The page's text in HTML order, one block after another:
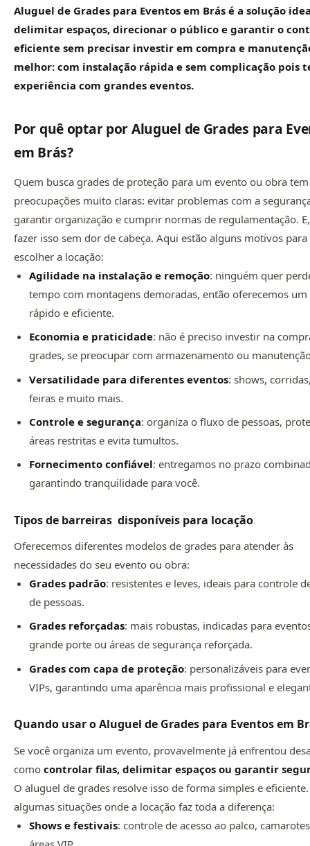
Aluguel de Grades para Eventos em Brás é a solução
delimitar espaços, direcionar o público e garantir o
eficiente sem precisar investir em compra e
melhor: com instalação rápida e sem complicação pois
experiência com grandes eventos.
Por quê optar por Aluguel de Grades para
em Brás?
Quem busca grades de proteção para um evento ou obra tem
preocupações muito claras: evitar problemas com a
garantir organização e cumprir normas de regulamentação.
fazer isso sem dor de cabeça. Aqui estão alguns motivos para
escolher a locação:
Agilidade na instalação e remoção: ninguém quer
tempo com montagens demoradas, então oferecemos um
rápido e eficiente.
Economia e praticidade: não é preciso investir na
grades, se preocupar com armazenamento ou
Versatilidade para diferentes eventos: shows,
feiras e muito mais.
Controle e segurança: organiza o fluxo de pessoas,
áreas restritas e evita tumultos.
Fornecimento confiável: entregamos no prazo
garantindo tranquilidade para você.
Tipos de barreiras disponíveis para locação
Oferecemos diferentes modelos de grades para atender às
necessidades do seu evento ou obra:
Grades padrão: resistentes e leves, ideais para controle
de pessoas.
Grades reforçadas: mais robustas, indicadas para
grande porte ou áreas de segurança reforçada.
Grades com capa de proteção: personalizáveis para
VIPs, garantindo uma aparência mais profissional e
Quando usar o Aluguel de Grades para Eventos em
Se você organiza um evento, provavelmente já enfrentou
como controlar filas, delimitar espaços ou garantir
O aluguel de grades resolve isso de forma simples e eficiente.
algumas situações onde a locação faz toda a diferença:
Shows e festivais: controle de acesso ao palco,